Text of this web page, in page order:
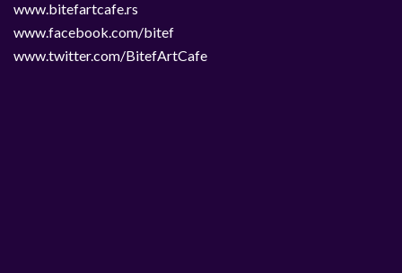
www.bitefartcafe.rs
www.facebook.com/bitef
www.twitter.com/BitefArtCafe